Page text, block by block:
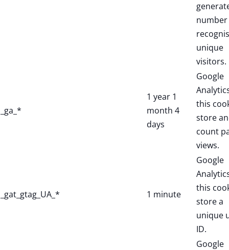
unique
visitors.
_ga_*
1 year 1
month 4
days
Google
this
store
count
views.
_gat_gtag_UA_* 1 minute
Google
this
store a
unique
ID.
Google